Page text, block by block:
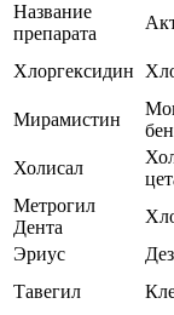
Название
препарата
Хлоргексидин
Мирамистин
Холисал
Метрогил
Дента
Эриус
Тавегил